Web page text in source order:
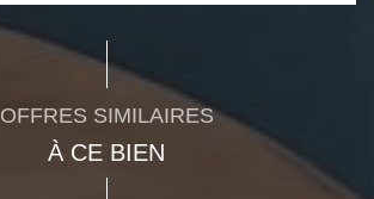
OFFRES SIMILAIRES
À CE BIEN